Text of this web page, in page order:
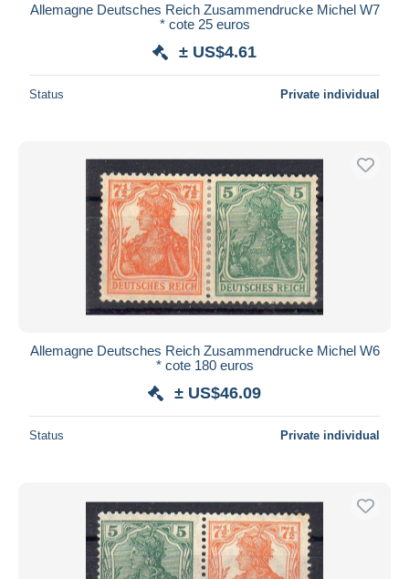
Allemagne Deutsches Reich Zusammendrucke Michel W7
* cote 25 euros
± US$4.61
Status Private individual
Allemagne Deutsches Reich Zusammendrucke Michel W6
* cote 180 euros
± US$46.09
Status Private individual